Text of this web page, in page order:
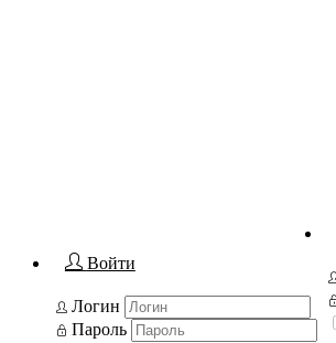
Войти
Логин
Пароль